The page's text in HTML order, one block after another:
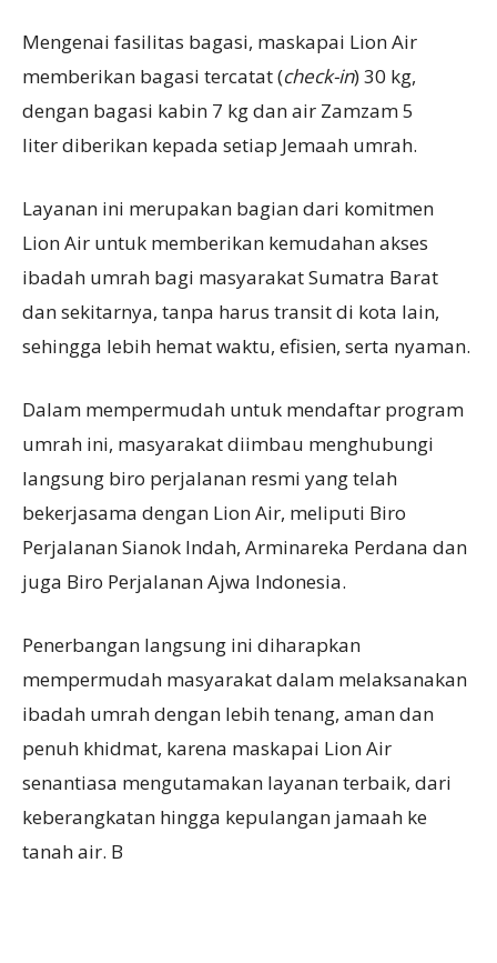
Mengenai fasilitas bagasi, maskapai Lion Air
memberikan bagasi tercatat (check-in) 30 kg,
dengan bagasi kabin 7 kg dan air Zamzam 5
liter diberikan kepada setiap Jemaah umrah.
Layanan ini merupakan bagian dari komitmen
Lion Air untuk memberikan kemudahan akses
ibadah umrah bagi masyarakat Sumatra Barat
dan sekitarnya, tanpa harus transit di kota lain,
sehingga lebih hemat waktu, efisien, serta nyaman.
Dalam mempermudah untuk mendaftar program
umrah ini, masyarakat diimbau menghubungi
langsung biro perjalanan resmi yang telah
bekerjasama dengan Lion Air, meliputi Biro
Perjalanan Sianok Indah, Arminareka Perdana dan
juga Biro Perjalanan Ajwa Indonesia.
Penerbangan langsung ini diharapkan
mempermudah masyarakat dalam melaksanakan
ibadah umrah dengan lebih tenang, aman dan
penuh khidmat, karena maskapai Lion Air
senantiasa mengutamakan layanan terbaik, dari
keberangkatan hingga kepulangan jamaah ke
tanah air. B